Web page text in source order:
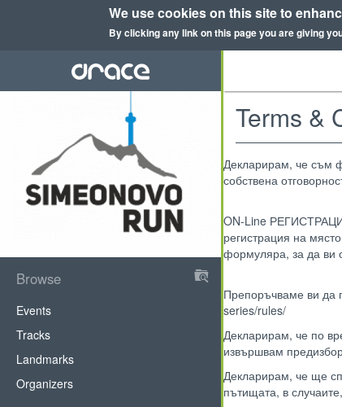
We use cookies on this site to
By clicking any link on this page you are giving
main
DRace
Browse
Events
Tracks
Landmarks
Organizers
Terms &
Декларирам, че съм
собствена
ON-Line
регистрация на
формуляра, за да ви
Препоръчваме ви да
series/rules/
Декларирам, че по
извършвам
Декларирам, че ще
пътищата, в